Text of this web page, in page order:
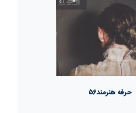
حرفه هنرمند56